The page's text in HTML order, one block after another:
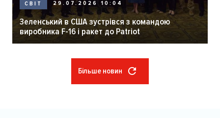
СВІТ 29.07.2026 10:04
Зеленський в США зустрівся з командою
виробника F-16 і ракет до Patriot
Більше новин